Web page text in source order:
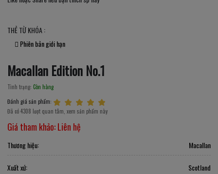
THẺ TỪ KHÓA :
Phiên bản giới hạn
Macallan Edition No.1
Tình trạng: Còn hàng
Đánh giá sản phẩm:
Đã có 4308 lượt quan tâm, xem sản phẩm này
Giá tham khảo:Liên hệ
Thương hiệu: Macallan
Xuất xứ: Scotland